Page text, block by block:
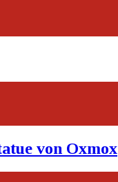
von Oxmox